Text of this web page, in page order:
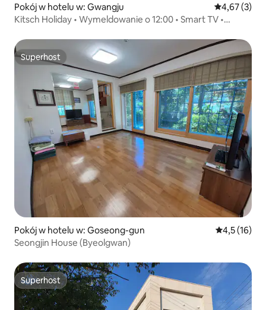
Pokój w hotelu w: Gwangju Średnia
4,67 (3)
Kitsch Holiday • Wymeldowanie o 12:00 • Smart TV •
zakwaterowanie • 301
Superhost
Superhost
Pokój w hotelu w: Goseong-gun Średnia
4,5 (16)
Seongjin House (Byeolgwan)
Superhost
Superhost